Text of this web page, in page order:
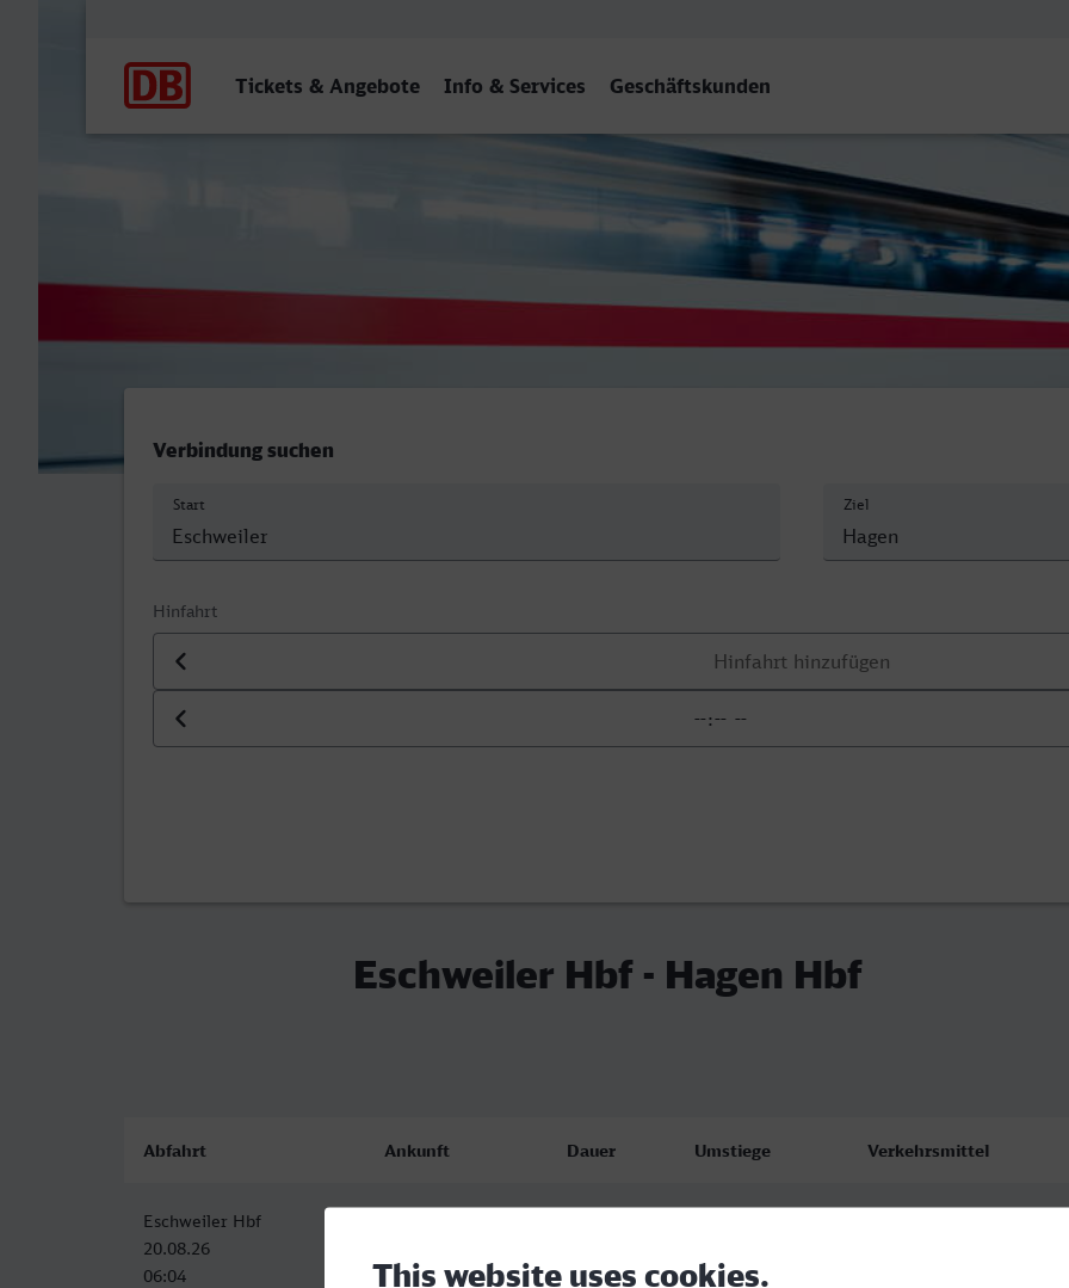
Tickets & Angebote Info & Services Geschäftskunden
Eschweiler Hbf - Hagen Hbf
Verbindung suchen
Start Ziel
Hinfahrt
Datum der Hinfahrt
Uhrzeit der Hinfahrt
Eschweiler Hbf - Hagen Hbf
Abfahrt Ankunft Dauer Umstiege Verkehrsmittel
Eschweiler Hbf
20.08.26
06:04
07:38